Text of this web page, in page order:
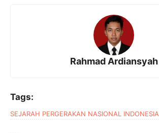
Rahmad Ardiansyah
Tags:
SEJARAH PERGERAKAN NASIONAL INDONESIA